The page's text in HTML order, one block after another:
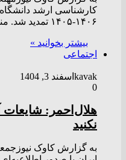
کارشناسی ارشد
۱۴۰۶-۱۴۰۵ تمدید شد. منبع
بیشتر بخوانید »
اجتماعی
kavak اسفند 3, 1404
0
هلال‌احمر: شایعات
نکنید
به گزارش کاوک